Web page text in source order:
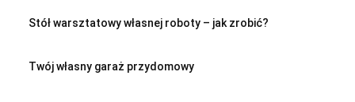
Stół warsztatowy własnej roboty – jak zrobić?
Twój własny garaż przydomowy